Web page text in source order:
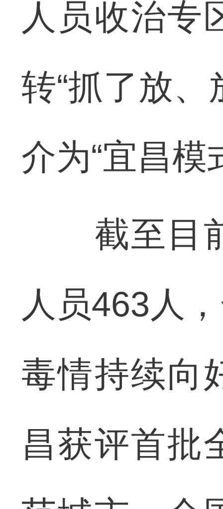
人员收治专
转“抓了放
介为“宜昌模
截至目前
人员463人
毒情持续向
昌获评首批